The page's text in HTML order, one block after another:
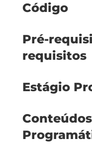
Código
Pré-
requisitos
Estágio
Conteúdos